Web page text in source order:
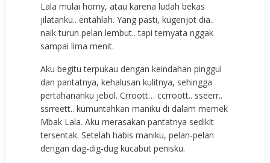
Lala mulai horny, atau karena ludah bekas
jilatanku.. entahlah. Yang pasti, kugenjot dia..
naik turun pelan lembut.. tapi ternyata nggak
sampai lima menit.
Aku begitu terpukau dengan keindahan pinggul
dan pantatnya, kehalusan kulitnya, sehingga
pertahananku jebol. Crroott… ccrroott.. sseerr..
ssrreett.. kumuntahkan maniku di dalam memek
Mbak Lala. Aku merasakan pantatnya sedikit
tersentak. Setelah habis maniku, pelan-pelan
dengan dag-dig-dug kucabut penisku.